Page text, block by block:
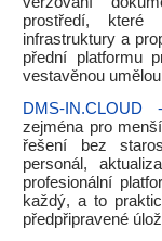
prostředí, které
infrastruktury a
přední platformu
vestavěnou
DMS-
zejména pro
řešení bez
personál,
profesionální
každý, a to
předpřipravené